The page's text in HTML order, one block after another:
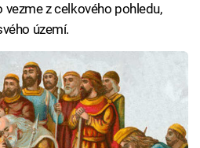
vezme z celkového pohledu,
území.